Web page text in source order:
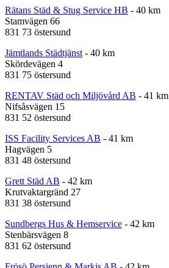
Rätans Städ & Stug Service HB - 40 km
Stamvägen 66
831 73 östersund
Jämtlands Städtjänst - 40 km
Skördevägen 4
831 75 östersund
RENTAV Städ och Miljövård AB - 41 km
Nifsåsvägen 15
831 52 östersund
ISS Facility Services AB - 41 km
Hagvägen 5
831 48 östersund
Grett Städ AB - 42 km
Krutvaktargränd 27
831 38 östersund
Sundbergs Hus & Hemservice - 42 km
Stenbärsvägen 8
831 62 östersund